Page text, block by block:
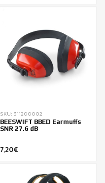
SKU: 311200002
BEESWIFT BBED Earmuffs
SNR 27.6 dB
7,20€